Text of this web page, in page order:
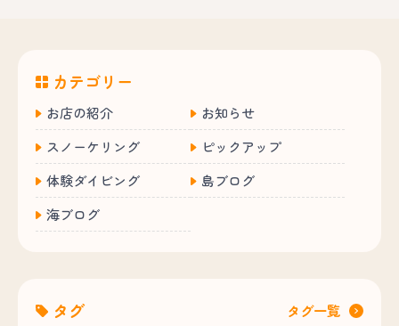
カテゴリー
お店の紹介
お知らせ
スノーケリング
ピックアップ
体験ダイビング
島ブログ
海ブログ
タグ タグ一覧